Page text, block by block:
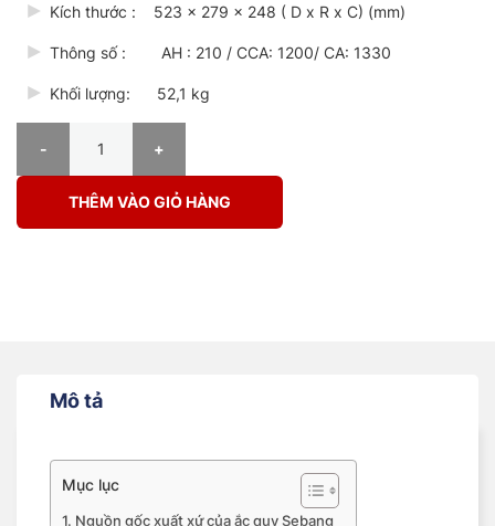
Kích thước : 523 x 279 x 248 ( D x R x C) (mm)
Thông số : AH : 210 / CCA: 1200/ CA: 1330
Khối lượng: 52,1 kg
THÊM VÀO GIỎ HÀNG
Mô tả
Mục lục
Nguồn gốc xuất xứ của ắc quy Sebang